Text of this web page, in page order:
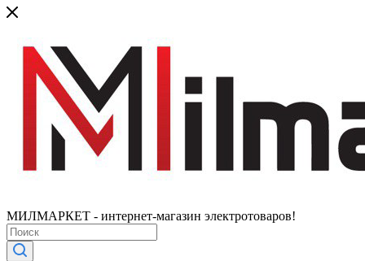
МИЛМАРКЕТ - интернет-магазин электротоваров!